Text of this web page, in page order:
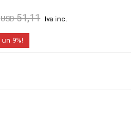
USD 51,11
9